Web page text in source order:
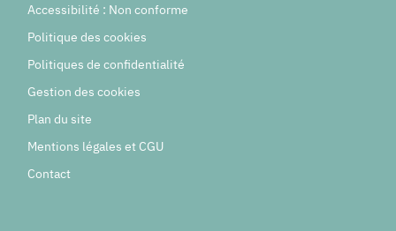
Accessibilité : Non conforme
Politique des cookies
Politiques de confidentialité
Gestion des cookies
Plan du site
Mentions légales et CGU
Contact